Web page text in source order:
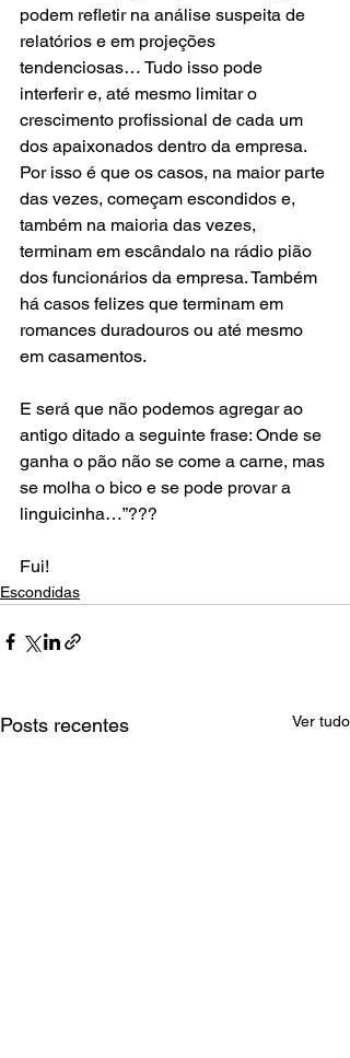
podem refletir na análise suspeita de
relatórios e em projeções
tendenciosas… Tudo isso pode
interferir e, até mesmo limitar o
crescimento profissional de cada um
dos apaixonados dentro da empresa.
Por isso é que os casos, na maior parte
das vezes, começam escondidos e,
também na maioria das vezes,
terminam em escândalo na rádio pião
dos funcionários da empresa. Também
há casos felizes que terminam em
romances duradouros ou até mesmo
em casamentos.
E será que não podemos agregar ao
antigo ditado a seguinte frase: Onde se
ganha o pão não se come a carne, mas
se molha o bico e se pode provar a
linguicinha…”???
Fui!
Escondidas
Posts recentes Ver tudo